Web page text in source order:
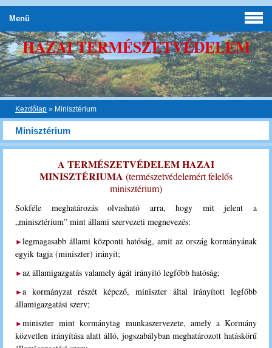
HAZAI TERMÉSZETVÉDELEM
Kezdőlap » Minisztérium
Minisztérium
A TERMÉSZETVÉDELEM HAZAI
MINISZTÉRIUMA (természetvédelemért felelős
minisztérium)
Sokféle meghatározás olvasható arra, hogy mit jelent a
„minisztérium” mint állami szervezeti megnevezés:
►legmagasabb állami központi hatóság, amit az ország kormányának
egyik tagja (miniszter) irányít;
►az államigazgatás valamely ágát irányító legfőbb hatóság;
►a kormányzat részét képező, miniszter által irányított legfőbb
államigazgatási szerv;
►miniszter mint kormánytag munkaszervezete, amely a Kormány
közvetlen irányítása alatt álló, jogszabályban meghatározott hatáskörű
Menü